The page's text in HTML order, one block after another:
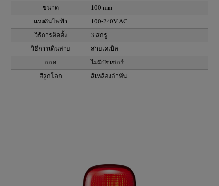
ขนาด
100 mm
แรงดันไฟฟ้า
100-240V AC
วิธีการติดตั้ง
3 สกรู
วิธีการเดินสาย
สายเคเบิล
ออด
ไม่มีบัซเซอร์
สีลูกโลก
สีเหลืองอำพัน